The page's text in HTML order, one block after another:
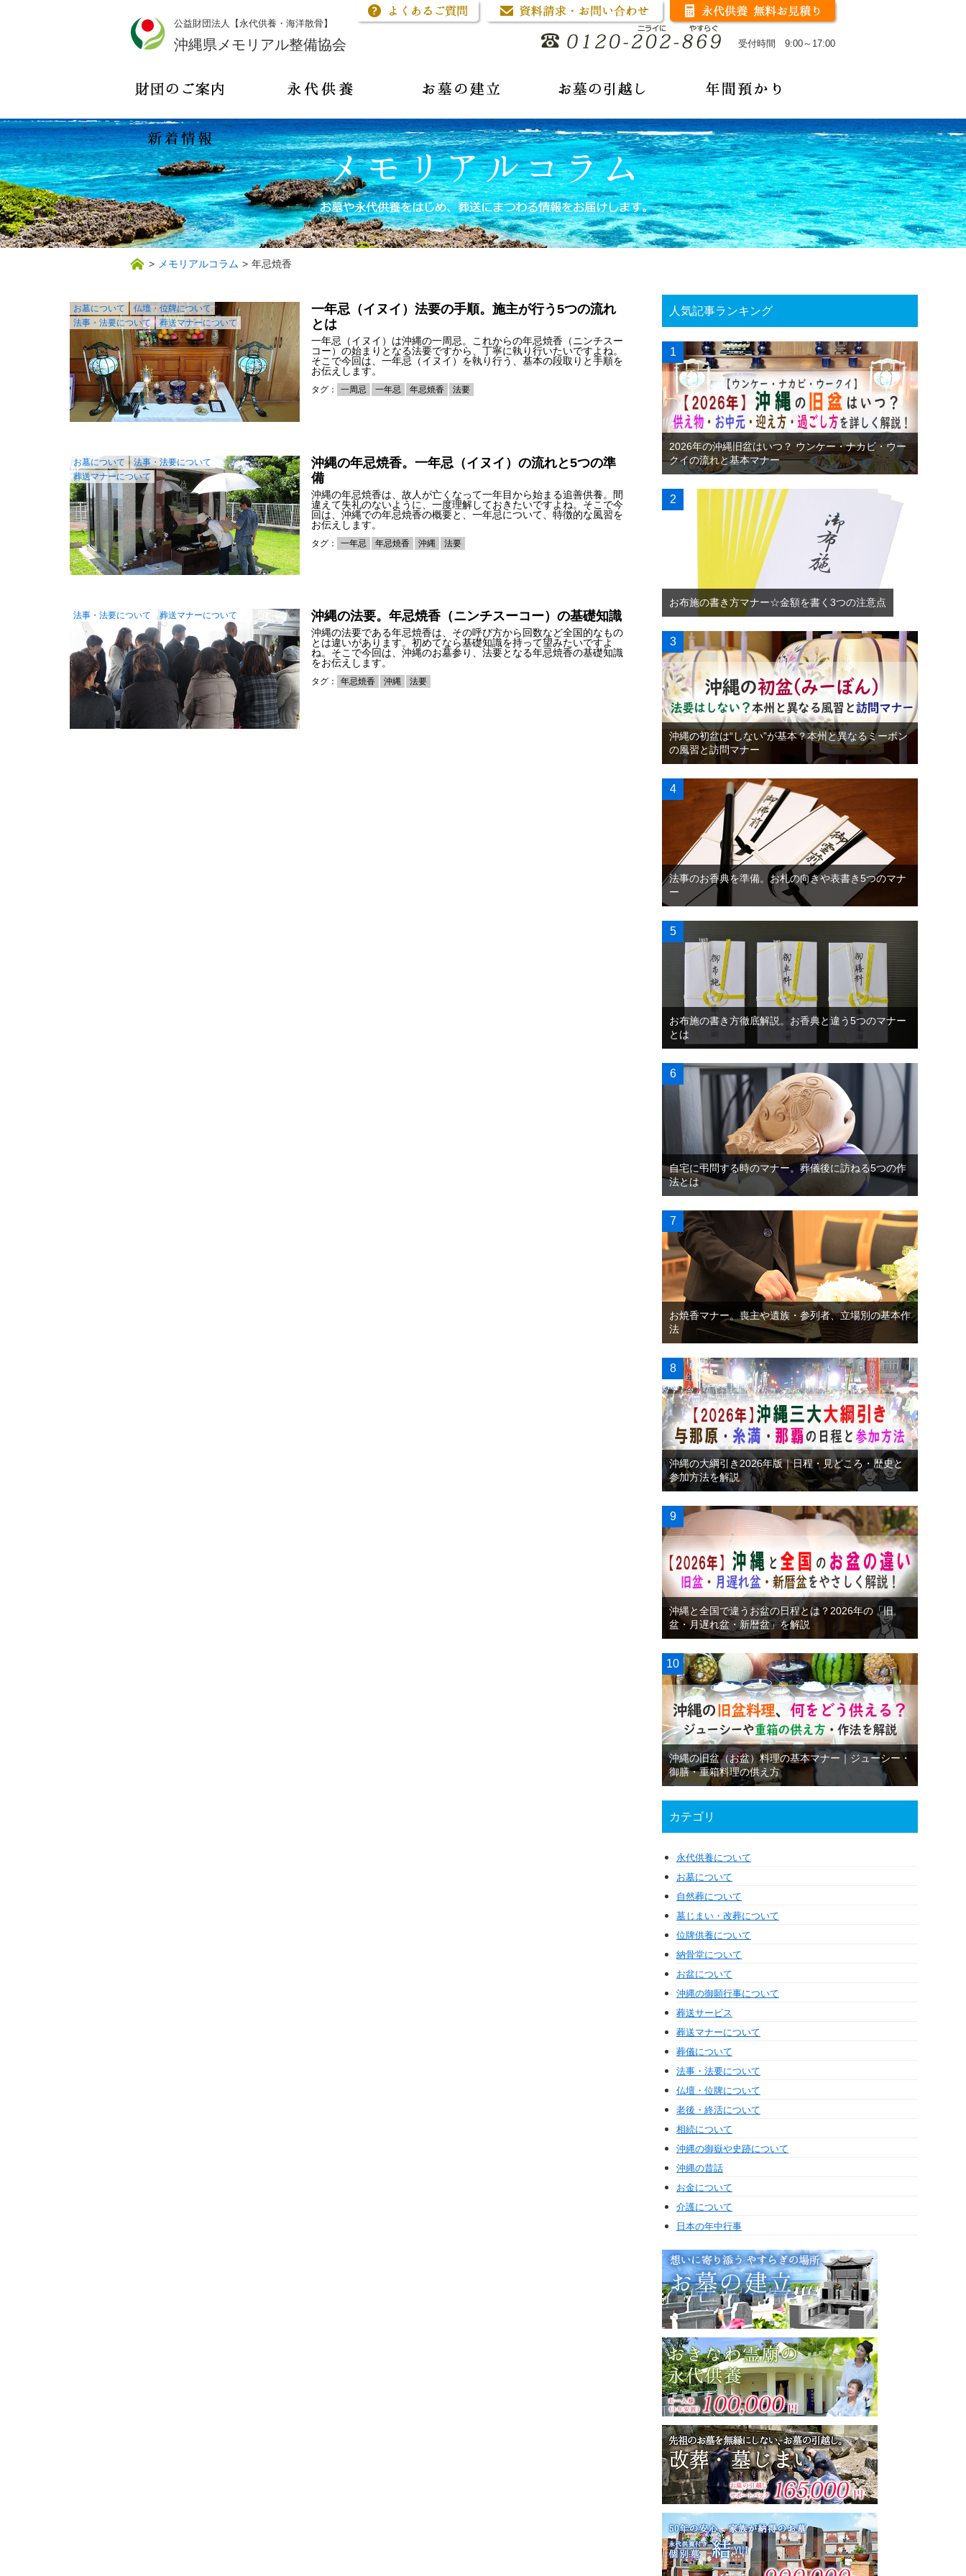
公益財団法人【永代供養・海洋散骨】
沖縄県メモリアル整備協会 受付時間 9:00～17:00
> メモリアルコラム > 年忌焼香
お墓について
仏壇・位牌について
法事・法要について
葬送マナーについて
一年忌（イヌイ）法要の手順。施主が行う5つの流れ
とは
一年忌（イヌイ）は沖縄の一周忌。これからの年忌焼香（ニンチスー
コー）の始まりとなる法要ですから、丁寧に執り行いたいですよね。
そこで今回は、一年忌（イヌイ）を執り行う、基本の段取りと手順を
お伝えします。
タグ： 一周忌 一年忌 年忌焼香 法要
お墓について
法事・法要について
葬送マナーについて
沖縄の年忌焼香。一年忌（イヌイ）の流れと5つの準
備
沖縄の年忌焼香は、故人が亡くなって一年目から始まる追善供養。間
違えて失礼のないように、一度理解しておきたいですよね。そこで今
回は、沖縄での年忌焼香の概要と、一年忌について、特徴的な風習を
お伝えします。
タグ： 一年忌 年忌焼香 沖縄 法要
法事・法要について 葬送マナーについて 沖縄の法要。年忌焼香（ニンチスーコー）の基礎知識
沖縄の法要である年忌焼香は、その呼び方から回数など全国的なもの
とは違いがあります。初めてなら基礎知識を持って望みたいですよ
ね。そこで今回は、沖縄のお墓参り、法要となる年忌焼香の基礎知識
をお伝えします。
タグ： 年忌焼香 沖縄 法要
人気記事ランキング
2026年の沖縄旧盆はいつ？ ウンケー・ナカビ・ウー
クイの流れと基本マナー
お布施の書き方マナー☆金額を書く3つの注意点
沖縄の初盆は“しない”が基本？本州と異なるミーボン
の風習と訪問マナー
法事のお香典を準備。お札の向きや表書き5つのマナ
ー
お布施の書き方徹底解説。お香典と違う5つのマナー
とは
自宅に弔問する時のマナー。葬儀後に訪ねる5つの作
法とは
お焼香マナー。喪主や遺族・参列者、立場別の基本作
法
沖縄の大綱引き2026年版｜日程・見どころ・歴史と
参加方法を解説
沖縄と全国で違うお盆の日程とは？2026年の「旧
盆・月遅れ盆・新暦盆」を解説
沖縄の旧盆（お盆）料理の基本マナー｜ジューシー・
御膳・重箱料理の供え方
カテゴリ
永代供養について
お墓について
自然葬について
墓じまい・改葬について
位牌供養について
納骨堂について
お盆について
沖縄の御願行事について
葬送サービス
葬送マナーについて
葬儀について
法事・法要について
仏壇・位牌について
老後・終活について
相続について
沖縄の御嶽や史跡について
沖縄の昔話
お金について
介護について
日本の年中行事